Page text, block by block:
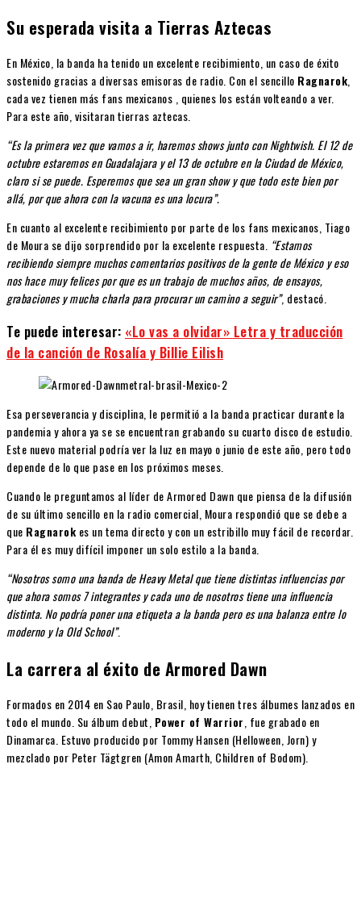
Su esperada visita a Tierras Aztecas
En México, la banda ha tenido un excelente recibimiento, un caso de éxito
sostenido gracias a diversas emisoras de radio. Con el sencillo Ragnarok,
cada vez tienen más fans mexicanos , quienes los están volteando a ver.
Para este año, visitaran tierras aztecas.
“Es la primera vez que vamos a ir, haremos shows junto con Nightwish. El 12 de
octubre estaremos en Guadalajara y el 13 de octubre en la Ciudad de México,
claro si se puede. Esperemos que sea un gran show y que todo este bien por
allá, por que ahora con la vacuna es una locura”.
En cuanto al excelente recibimiento por parte de los fans mexicanos, Tiago
de Moura se dijo sorprendido por la excelente respuesta. “Estamos
recibiendo siempre muchos comentarios positivos de la gente de México y eso
nos hace muy felices por que es un trabajo de muchos años, de ensayos,
grabaciones y mucha charla para procurar un camino a seguir”, destacó.
Te puede interesar: «Lo vas a olvidar» Letra y traducción
de la canción de Rosalía y Billie Eilish
Esa perseverancia y disciplina, le permitió a la banda practicar durante la
pandemia y ahora ya se se encuentran grabando su cuarto disco de estudio.
Este nuevo material podría ver la luz en mayo o junio de este año, pero todo
depende de lo que pase en los próximos meses.
Cuando le preguntamos al líder de Armored Dawn que piensa de la difusión
de su último sencillo en la radio comercial, Moura respondió que se debe a
que Ragnarok es un tema directo y con un estribillo muy fácil de recordar.
Para él es muy difícil imponer un solo estilo a la banda.
“Nosotros somo una banda de Heavy Metal que tiene distintas influencias por
que ahora somos 7 integrantes y cada uno de nosotros tiene una influencia
distinta. No podría poner una etiqueta a la banda pero es una balanza entre lo
moderno y la Old School”.
La carrera al éxito de Armored Dawn
Formados en 2014 en Sao Paulo, Brasil, hoy tienen tres álbumes lanzados en
todo el mundo. Su álbum debut, Power of Warrior , fue grabado en
Dinamarca. Estuvo producido por Tommy Hansen (Helloween, Jorn) y
mezclado por Peter Tägtgren (Amon Amarth, Children of Bodom).